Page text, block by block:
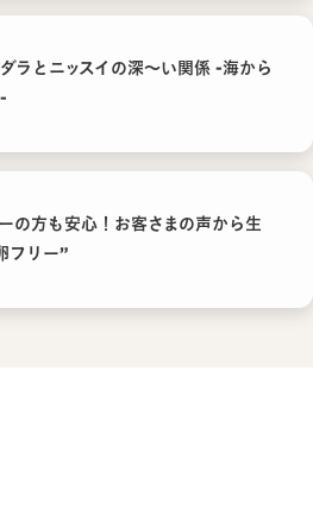
ラとニッスイの深〜い関係 -海から
の方も安心！お客さまの声から生
フリー”